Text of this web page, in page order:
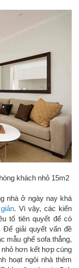
khách nhỏ 15m2
nhà ở ngày nay khá
. Vì vậy, các kiến
tố tiên quyết để có
Để giải quyết vấn đề
mẫu ghế sofa thẳng,
hơn kết hợp cùng
hoạt ngôi nhà thêm